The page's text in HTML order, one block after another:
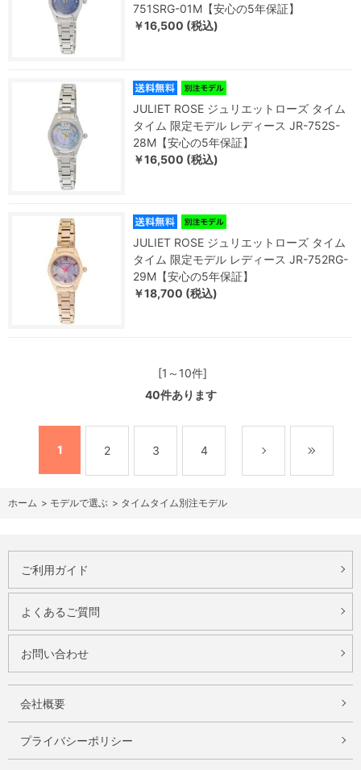
751SRG-01M【安心の5年保証】
￥16,500 (税込)
JULIET ROSE ジュリエットローズ タイム
タイム 限定モデル レディース JR-752S-
28M【安心の5年保証】
￥16,500 (税込)
JULIET ROSE ジュリエットローズ タイム
タイム 限定モデル レディース JR-752RG-
29M【安心の5年保証】
￥18,700 (税込)
[1～10件]
40件あります
1 2 3 4
ホーム > モデルで選ぶ > タイムタイム別注モデル
ご利用ガイド
よくあるご質問
お問い合わせ
会社概要
プライバシーポリシー